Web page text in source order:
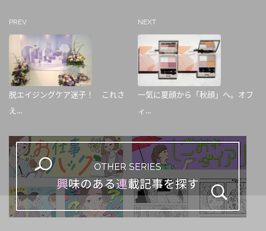
PREV
脱エイジングケア迷子！ これさ
え...
NEXT
一気に夏顔から「秋顔」へ。オフ
ィ...